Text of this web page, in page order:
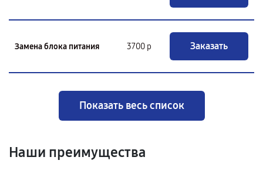
Замена блока питания 3700 р Заказать
Показать весь список
Наши преимущества